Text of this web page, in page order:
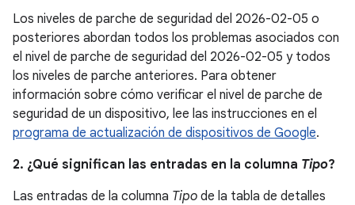
Los niveles de parche de seguridad del 2026-02-05 o
posteriores abordan todos los problemas asociados con
el nivel de parche de seguridad del 2026-02-05 y todos
los niveles de parche anteriores. Para obtener
información sobre cómo verificar el nivel de parche de
seguridad de un dispositivo, lee las instrucciones en el
programa de actualización de dispositivos de Google.
2. ¿Qué significan las entradas en la columna Tipo?
Las entradas de la columna Tipo de la tabla de detalles